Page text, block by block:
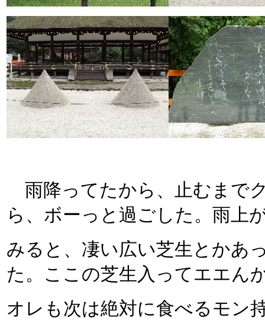
雨降ってたから、止むまで
ら、ボーっと過ごした。雨上
みると、凄い広い芝生とかあ
た。ここの芝生入ってエエん
オレも次は絶対に食べるモン